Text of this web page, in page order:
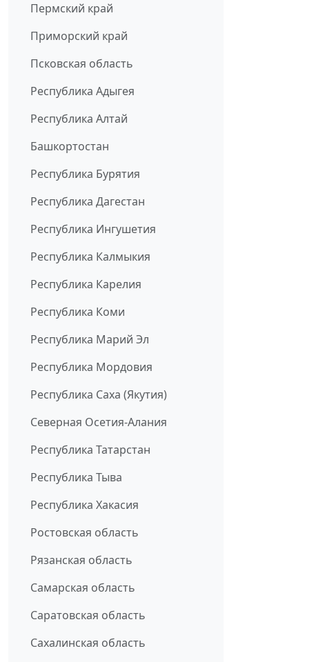
Пермский край
Приморский край
Псковская область
Республика Адыгея
Республика Алтай
Башкортостан
Республика Бурятия
Республика Дагестан
Республика Ингушетия
Республика Калмыкия
Республика Карелия
Республика Коми
Республика Марий Эл
Республика Мордовия
Республика Саха (Якутия)
Северная Осетия-Алания
Республика Татарстан
Республика Тыва
Республика Хакасия
Ростовская область
Рязанская область
Самарская область
Саратовская область
Сахалинская область